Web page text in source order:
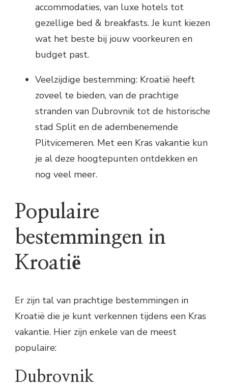
accommodaties, van luxe hotels tot
gezellige bed & breakfasts. Je kunt kiezen
wat het beste bij jouw voorkeuren en
budget past.
Veelzijdige bestemming: Kroatië heeft
zoveel te bieden, van de prachtige
stranden van Dubrovnik tot de historische
stad Split en de adembenemende
Plitvicemeren. Met een Kras vakantie kun
je al deze hoogtepunten ontdekken en
nog veel meer.
Populaire
bestemmingen in
Kroatië
Er zijn tal van prachtige bestemmingen in
Kroatië die je kunt verkennen tijdens een Kras
vakantie. Hier zijn enkele van de meest
populaire:
Dubrovnik